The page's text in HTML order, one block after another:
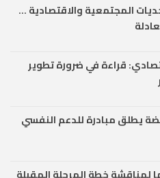
المجتمعية والاقتصادية …
قراءة في ضرورة تطوير
يطلق مبادرة للدعم النفسي
لمناقشة خطة المرحلة المقبلة